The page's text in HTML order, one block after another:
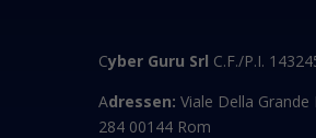
Cyber Guru Srl C.F./P.I.
Adressen: Viale Della Grande
284 00144 Rom